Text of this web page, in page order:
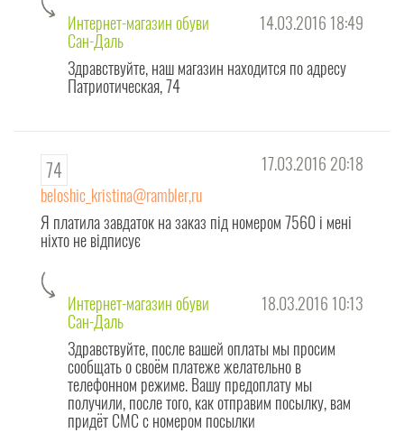
Интернет-магазин обуви
Сан-Даль
14.03.2016 18:49
Здравствуйте, наш магазин находится по адресу
Патриотическая, 74
74
beloshic_kristina@rambler,ru
17.03.2016 20:18
Я платила завдаток на заказ під номером 7560 і мені
ніхто не відписує
Интернет-магазин обуви
Сан-Даль
18.03.2016 10:13
Здравствуйте, после вашей оплаты мы просим
сообщать о своём платеже желательно в
телефонном режиме. Вашу предоплату мы
получили, после того, как отправим посылку, вам
придёт СМС с номером посылки